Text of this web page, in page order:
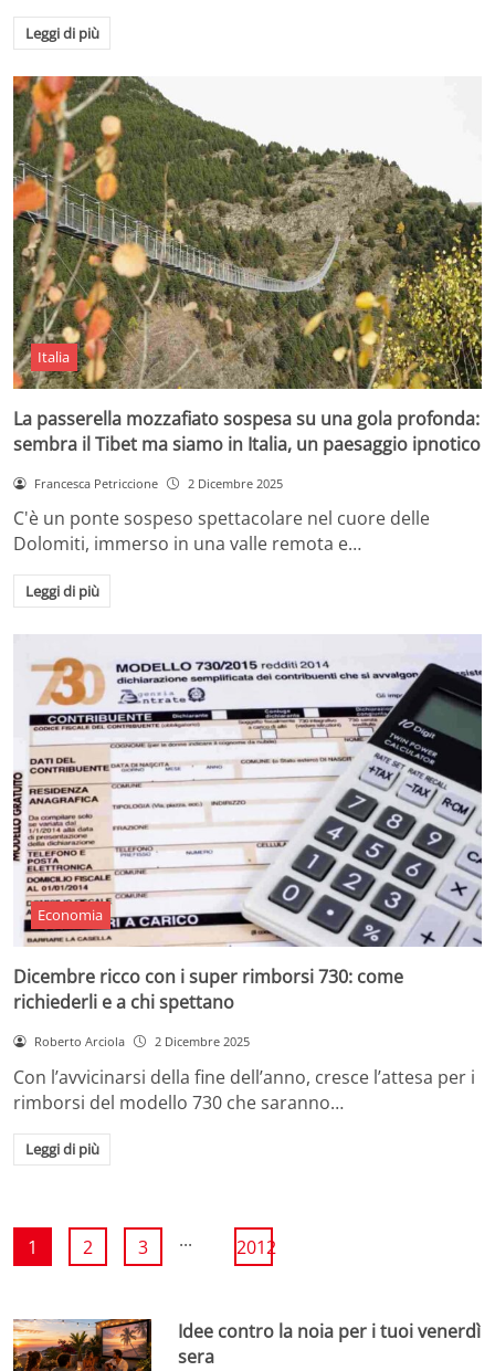
Leggi di più
Italia
La passerella mozzafiato sospesa su una gola profonda:
sembra il Tibet ma siamo in Italia, un paesaggio ipnotico
Francesca Petriccione 2 Dicembre 2025
C'è un ponte sospeso spettacolare nel cuore delle
Dolomiti, immerso in una valle remota e…
Leggi di più
Economia
Dicembre ricco con i super rimborsi 730: come
richiederli e a chi spettano
Roberto Arciola 2 Dicembre 2025
Con l’avvicinarsi della fine dell’anno, cresce l’attesa per i
rimborsi del modello 730 che saranno…
Leggi di più
1 2 3 ... 2012
Idee contro la noia per i tuoi venerdì
sera